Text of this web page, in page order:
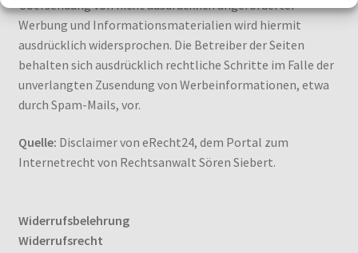
Übersendung von nicht ausdrücklich angeforderter
Werbung und Informationsmaterialien wird hiermit
ausdrücklich widersprochen. Die Betreiber der Seiten
behalten sich ausdrücklich rechtliche Schritte im Falle der
unverlangten Zusendung von Werbeinformationen, etwa
durch Spam-Mails, vor.
Quelle: Disclaimer von eRecht24, dem Portal zum
Internetrecht von Rechtsanwalt Sören Siebert.
Widerrufsbelehrung
Widerrufsrecht